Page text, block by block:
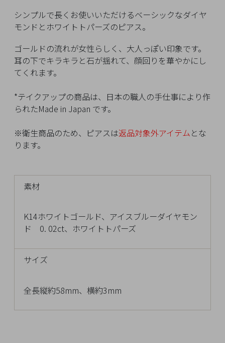
シンプルで長くお使いいただけるベーシックなダイヤ
モンドとホワイトトパーズのピアス。
ゴールドの流れが女性らしく、大人っぽい印象です。
耳の下でキラキラと石が揺れて、顔回りを華やかにし
てくれます。
*テイクアップの商品は、日本の職人の手仕事により作
られたMade in Japan です。
※衛生商品のため、ピアスは返品対象外アイテムとな
ります。
素材
K14ホワイトゴールド、アイスブルーダイヤモン
ド 0. 02ct、ホワイトトパーズ
サイズ
全長縦約58mm、横約3mm
マ
イ
ペ
ジ
お
気
入
り
チ
ェ